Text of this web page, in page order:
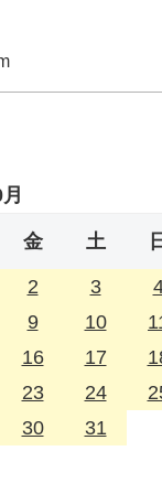
金 土
2 3
9 10
16 17
23 24
30 31